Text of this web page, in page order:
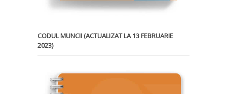
CODUL MUNCII (ACTUALIZAT LA 13 FEBRUARIE
2023)